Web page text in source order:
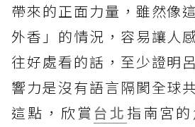
帶來的正面力量，雖然像
外香」的情況，容易讓人
往好處看的話，至少證明
響力是沒有語言隔閡全球
這點，欣賞 台北指南宮